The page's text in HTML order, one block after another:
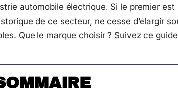
automobile électrique. Si le premier
de ce secteur, ne cesse d’élargir
Quelle marque choisir ? Suivez ce